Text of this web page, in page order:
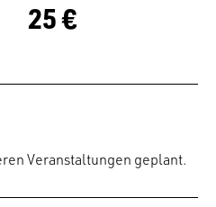
25 €
Veranstaltungen geplant.